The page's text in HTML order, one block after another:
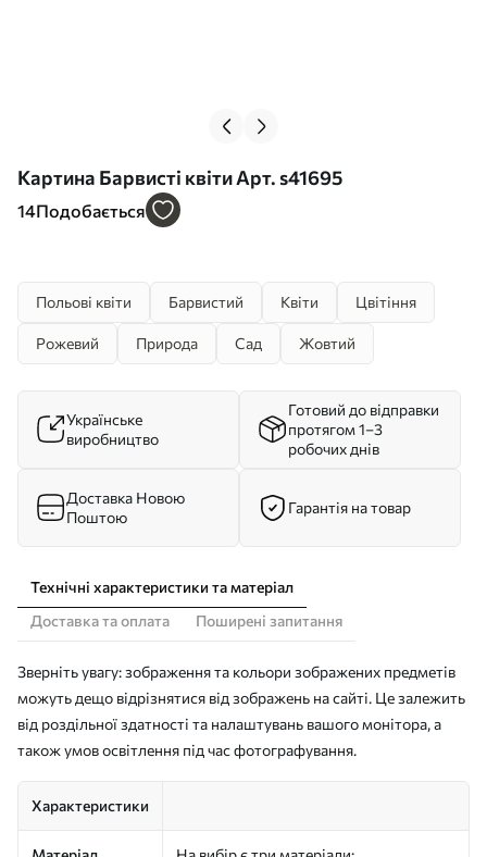
Картина Барвисті квіти Арт. s41695
14Подобається
Польові квіти Барвистий Квіти Цвітіння
Рожевий Природа Сад Жовтий
Українське
виробництво
Готовий до відправки
протягом 1–3
робочих днів
Доставка Новою
Поштою
Гарантія на товар
Технічні характеристики та матеріал
Доставка та оплата
Поширені запитання
Зверніть увагу: зображення та кольори зображених предметів
можуть дещо відрізнятися від зображень на сайті. Це залежить
від роздільної здатності та налаштувань вашого монітора, а
також умов освітлення під час фотографування.
Характеристики